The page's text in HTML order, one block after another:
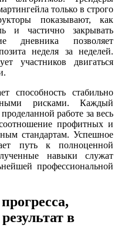
только в строго
показывают, как
и частично закрывать
дневника позволяет
неделя за неделей.
участников двигаться
способность стабильно
рисками. Каждый
работе за весь
профитных и
стандартам. Успешное
путь к полноценной
навыки служат
профессиональной
в